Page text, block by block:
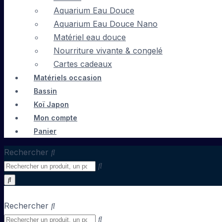
Aquarium Eau Douce
Aquarium Eau Douce Nano
Matériel eau douce
Nourriture vivante & congelé
Cartes cadeaux
Matériels occasion
Bassin
Koï Japon
Mon compte
Panier
Rechercher
Rechercher